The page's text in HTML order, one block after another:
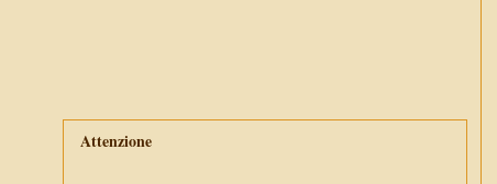
Attenzione